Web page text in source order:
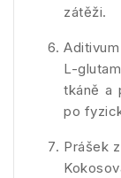
zátěži.
L-
tkáně a
po
Prášek